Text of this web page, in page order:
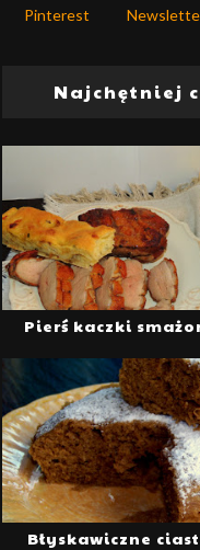
Pinterest
Najchętniej
Pierś kaczki
Błyskawiczne